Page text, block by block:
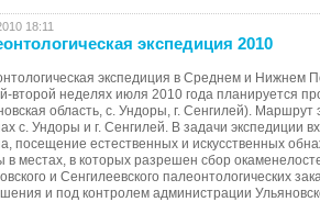
18:11
экспедиция 2010
экспедиция в Среднем и
второй неделях июля 2010 года планируется
область, с. Ундоры, г. Сенгилей).
с. Ундоры и г. Сенгилей. В задачи экспедиции
посещение естественных и искусственных
в местах, в которых разрешен сбор
и Сенгилеевского палеонтологических
и под контролем администрации